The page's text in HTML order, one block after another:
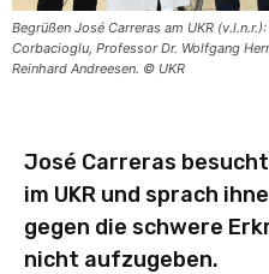
Begrüßen José Carreras am UKR
Corbacioglu, Professor Dr. Wolfgang
Reinhard Andreesen. © UKR
José Carreras
im UKR und sprach
gegen die schwere
nicht aufzugeben.